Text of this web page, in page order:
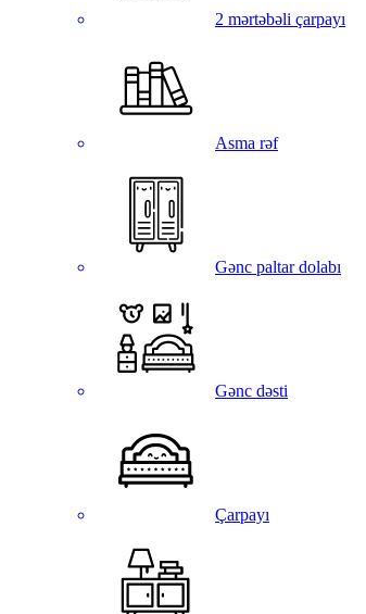
2 mərtəbəli çarpayı
Asma rəf
Gənc paltar dolabı
Gənc dəsti
Çarpayı